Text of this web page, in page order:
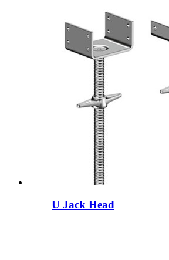
U Jack Head